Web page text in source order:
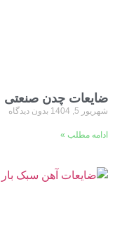
ضایعات چدن صنعتی
شهریور 5, 1404 بدون دیدگاه
ادامه مطلب »